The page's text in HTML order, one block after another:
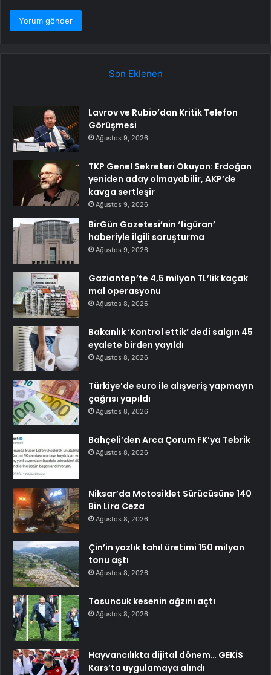
Son Eklenen
Lavrov ve Rubio’dan Kritik Telefon
Görüşmesi
Ağustos 9, 2026
TKP Genel Sekreteri Okuyan: Erdoğan
yeniden aday olmayabilir, AKP’de
kavga sertleşir
Ağustos 9, 2026
BirGün Gazetesi’nin ‘figüran’
haberiyle ilgili soruşturma
Ağustos 9, 2026
Gaziantep’te 4,5 milyon TL’lik kaçak
mal operasyonu
Ağustos 8, 2026
Bakanlık ‘Kontrol ettik’ dedi salgın 45
eyalete birden yayıldı
Ağustos 8, 2026
Türkiye’de euro ile alışveriş yapmayın
çağrısı yapıldı
Ağustos 8, 2026
Bahçeli’den Arca Çorum FK’ya Tebrik
Ağustos 8, 2026
Niksar’da Motosiklet Sürücüsüne 140
Bin Lira Ceza
Ağustos 8, 2026
Çin’in yazlık tahıl üretimi 150 milyon
tonu aştı
Ağustos 8, 2026
Tosuncuk kesenin ağzını açtı
Ağustos 8, 2026
Hayvancılıkta dijital dönem… GEKİS
Kars’ta uygulamaya alındı